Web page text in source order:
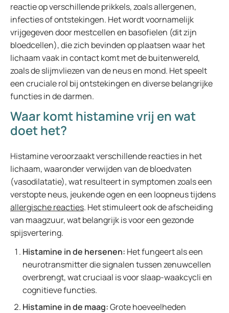
reactie op verschillende prikkels, zoals allergenen,
infecties of ontstekingen. Het wordt voornamelijk
vrijgegeven door mestcellen en basofielen (dit zijn
bloedcellen), die zich bevinden op plaatsen waar het
lichaam vaak in contact komt met de buitenwereld,
zoals de slijmvliezen van de neus en mond. Het speelt
een cruciale rol bij ontstekingen en diverse belangrijke
functies in de darmen.
Waar komt histamine vrij en wat
doet het?
Histamine veroorzaakt verschillende reacties in het
lichaam, waaronder verwijden van de bloedvaten
(vasodilatatie), wat resulteert in symptomen zoals een
verstopte neus, jeukende ogen en een loopneus tijdens
allergische reacties. Het stimuleert ook de afscheiding
van maagzuur, wat belangrijk is voor een gezonde
spijsvertering.
Histamine in de hersenen: Het fungeert als een
neurotransmitter die signalen tussen zenuwcellen
overbrengt, wat cruciaal is voor slaap-waakcycli en
cognitieve functies.
Histamine in de maag:Grote hoeveelheden